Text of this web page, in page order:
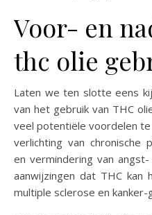
Voor- en
thc olie
Laten we ten slotte eens
van het gebruik van THC
veel potentiële voordelen
verlichting van chronische
en vermindering van
aanwijzingen dat THC kan
multiple sclerose en